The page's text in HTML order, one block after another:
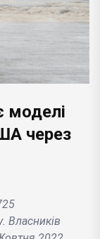
моделі
через
Власників